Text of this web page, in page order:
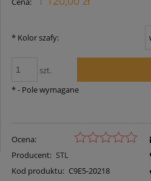
płatności
* Kolor szafy:
szt.
*- Pole wymagane
Ocena:
Producent: STL
Kod produktu: C9E5-20218